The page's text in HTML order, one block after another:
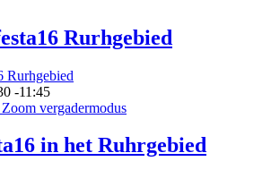
Rurhgebied
-11:45
vergadermodus
in het Ruhrgebied